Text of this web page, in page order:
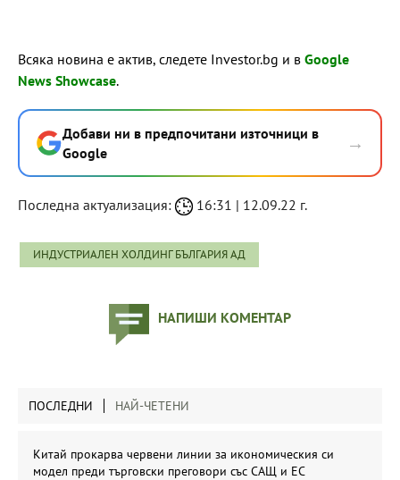
Всяка новина е актив, следете Investor.bg и в Google
News Showcase.
Добави ни в предпочитани източници в
Google
→
Последна актуализация: 16:31 | 12.09.22 г.
ИНДУСТРИАЛЕН ХОЛДИНГ БЪЛГАРИЯ АД
НАПИШИ КОМЕНТАР
ПОСЛЕДНИ НАЙ-ЧЕТЕНИ
Китай прокарва червени линии за икономическия си
модел преди търговски преговори със САЩ и ЕС